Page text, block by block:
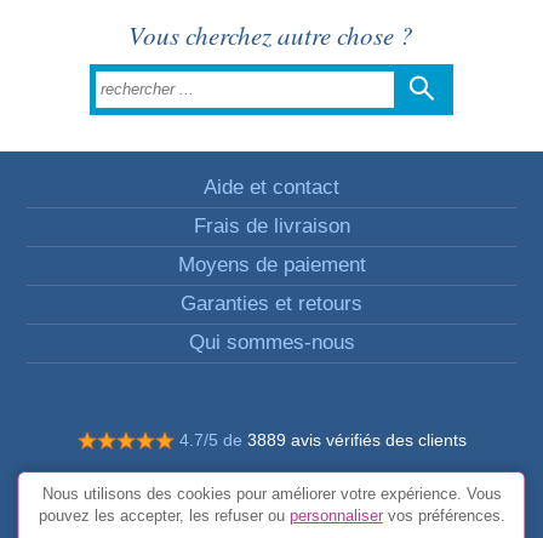
Vous cherchez autre chose ?
Aide et contact
Frais de livraison
Moyens de paiement
Garanties et retours
Qui sommes-nous
4.7/5 de 3889 avis vérifiés des clients
© Tous droits réservés FunToCome
Conditions générales
Nous utilisons des cookies pour améliorer votre expérience. Vous
pouvez les accepter, les refuser ou personnaliservos préférences.